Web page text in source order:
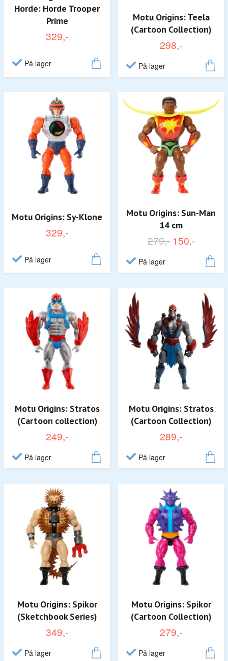
Horde: Horde Trooper
Prime
329,-
På lager
Motu Origins: Teela
(Cartoon Collection)
298,-
På lager
Motu Origins: Sy-Klone
329,-
På lager
Motu Origins: Sun-Man
14 cm
279,- 150,-
På lager
Motu Origins: Stratos
(Cartoon collection)
249,-
På lager
Motu Origins: Stratos
(Cartoon Collection)
289,-
På lager
Motu Origins: Spikor
(Sketchbook Series)
349,-
På lager
Motu Origins: Spikor
(Cartoon Collection)
279,-
På lager